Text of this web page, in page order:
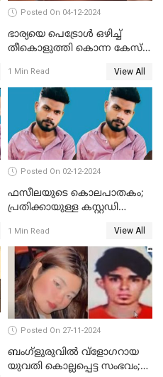
Posted On 04-12-2024
ഭാര്യയെ പെട്രോള്‍ ഒഴിച്ച്
തീകൊളുത്തി കൊന്ന കേസ്‌;
രേഖപ്പെടുത്തി
1 Min Read View All
Posted On 02-12-2024
ഫസീലയുടെ കൊലപാതകം;
പ്രതിക്കായുള്ള കസ്റ്റഡി
1 Min Read View All
Posted On 27-11-2024
ബംഗ്‌ളുരുവില്‍ വ്‌ളോഗറായ
യുവതി കൊല്ലപ്പെട്ട സംഭവം;